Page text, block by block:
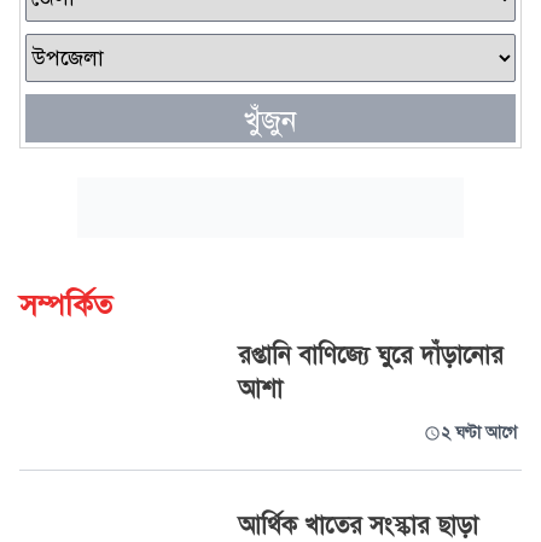
খুঁজুন
সম্পর্কিত
রপ্তানি বাণিজ্যে ঘুরে দাঁড়ানোর
আশা
২ ঘণ্টা আগে
আর্থিক খাতের সংস্কার ছাড়া